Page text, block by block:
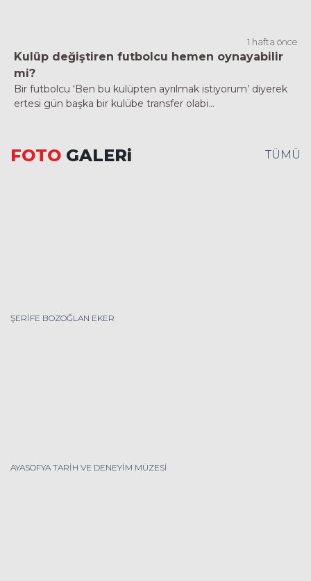
1 hafta önce
Kulüp değiştiren futbolcu hemen oynayabilir
mi?
Bir futbolcu ‘Ben bu kulüpten ayrılmak istiyorum’ diyerek
ertesi gün başka bir kulübe transfer olabi...
FOTO GALERi TÜMÜ
ŞERİFE BOZOĞLAN EKER
AYASOFYA TARİH VE DENEYİM MÜZESİ